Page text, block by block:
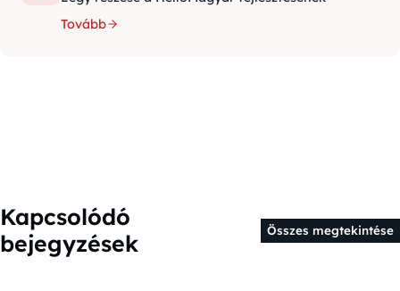
Tovább
Kapcsolódó
bejegyzések
Összes megtekintése